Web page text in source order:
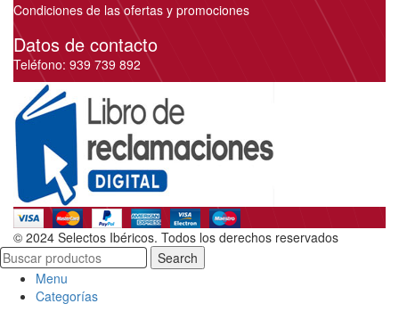
Condiciones de las ofertas y promociones
Datos de contacto
Teléfono: 939 739 892
© 2024 Selectos Ibéricos. Todos los derechos reservados
Search
Menu
Categorías